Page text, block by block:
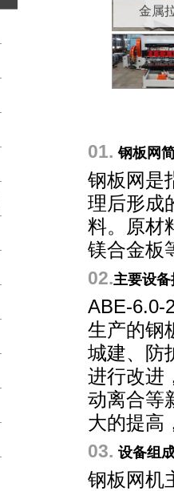
金属
01.钢板网
钢板网是
理后形成
料。原材
镁合金板
02.主要设备
ABE-6.0-
生产的钢
城建、防
进行改进
动离合等
大的提高
03. 设备组
钢板网机